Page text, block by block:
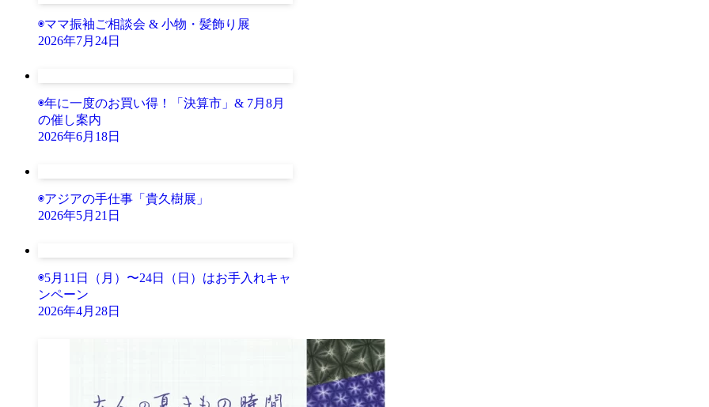
◉ママ振袖ご相談会 & 小物・髪飾り展
2026年7月24日
◉年に一度のお買い得！「決算市」& 7月8月
の催し案内
2026年6月18日
◉アジアの手仕事「貴久樹展」
2026年5月21日
◉5月11日（月）〜24日（日）はお手入れキャ
ンペーン
2026年4月28日